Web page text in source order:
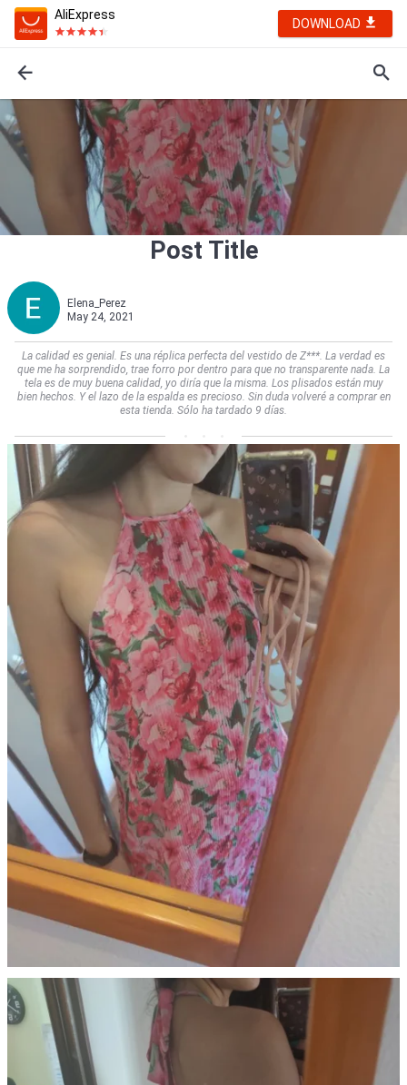
AliExpress
DOWNLOAD
Post Title
Elena_Perez
May 24, 2021
La calidad es genial. Es una réplica perfecta del vestido de Z***. La verdad es
que me ha sorprendido, trae forro por dentro para que no transparente nada. La
tela es de muy buena calidad, yo diría que la misma. Los plisados están muy
bien hechos. Y el lazo de la espalda es precioso. Sin duda volveré a comprar en
esta tienda. Sólo ha tardado 9 días.